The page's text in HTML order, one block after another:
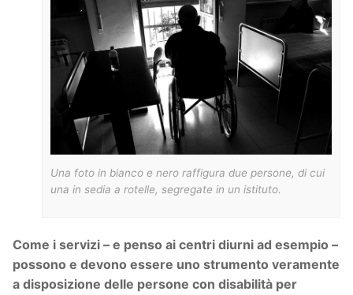
Una foto in bianco e nero raffigura due persone, di cui
una in sedia a rotelle, segregate in un istituto.
Come i servizi – e penso ai centri diurni ad esempio –
possono e devono essere uno strumento veramente
a disposizione delle persone con disabilità per